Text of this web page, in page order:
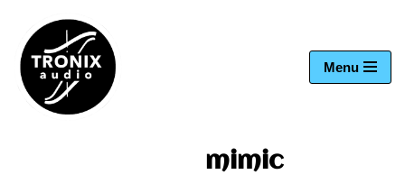
Zum
Inhalt
springen
Menu
mimic